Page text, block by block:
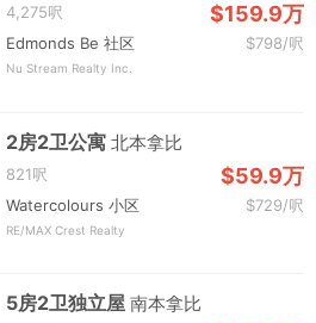
4,275呎 $159.9万
Edmonds Be 社区 $798/呎
Nu Stream Realty Inc.
2房2卫公寓北本拿比
821呎 $59.9万
Watercolours 小区 $729/呎
RE/MAX Crest Realty
5房2卫独立屋南本拿比